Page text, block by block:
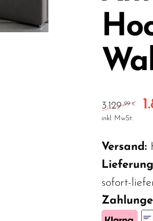
3.129,99€
inkl. MwSt.
Versand:
sofort-